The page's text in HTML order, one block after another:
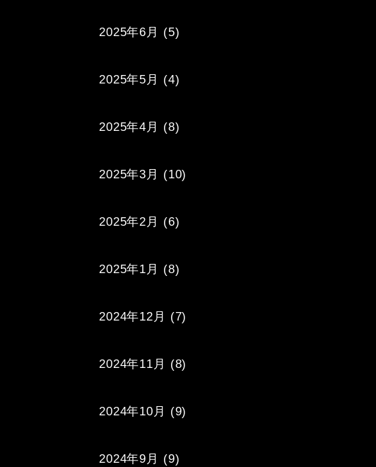
2025年6月 (5)
2025年5月 (4)
2025年4月 (8)
2025年3月 (10)
2025年2月 (6)
2025年1月 (8)
2024年12月 (7)
2024年11月 (8)
2024年10月 (9)
2024年9月 (9)